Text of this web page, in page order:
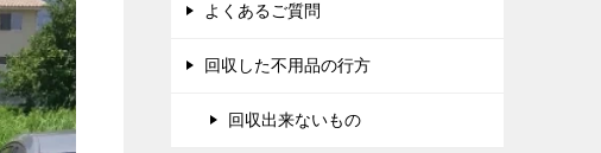
よくあるご質問
回収した不用品の行方
回収出来ないもの